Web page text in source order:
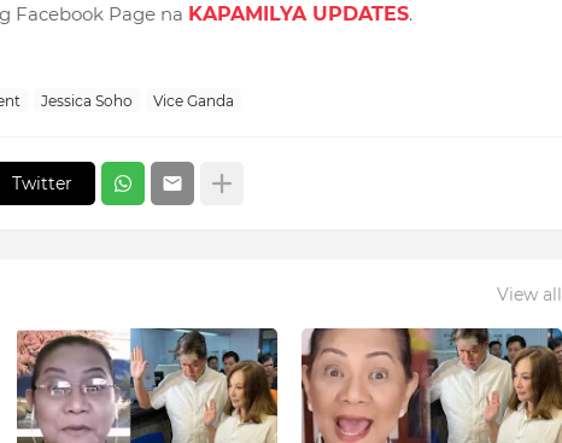
Facebook Page na KAPAMILYA UPDATES.
Jessica Soho Vice Ganda
Twitter
View all